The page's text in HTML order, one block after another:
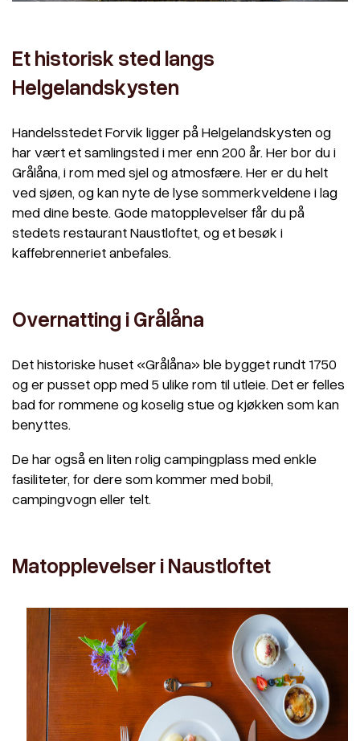
Et historisk sted langs
Helgelandskysten
Handelsstedet Forvik ligger på Helgelandskysten og
har vært et samlingsted i mer enn 200 år. Her bor du i
Grålåna, i rom med sjel og atmosfære. Her er du helt
ved sjøen, og kan nyte de lyse sommerkveldene i lag
med dine beste. Gode matopplevelser får du på
stedets restaurant Naustloftet, og et besøk i
kaffebrenneriet anbefales.
Overnatting i Grålåna
Det historiske huset «Grålåna» ble bygget rundt 1750
og er pusset opp med 5 ulike rom til utleie. Det er felles
bad for rommene og koselig stue og kjøkken som kan
benyttes.
De har også en liten rolig campingplass med enkle
fasiliteter, for dere som kommer med bobil,
campingvogn eller telt.
Matopplevelser i Naustloftet